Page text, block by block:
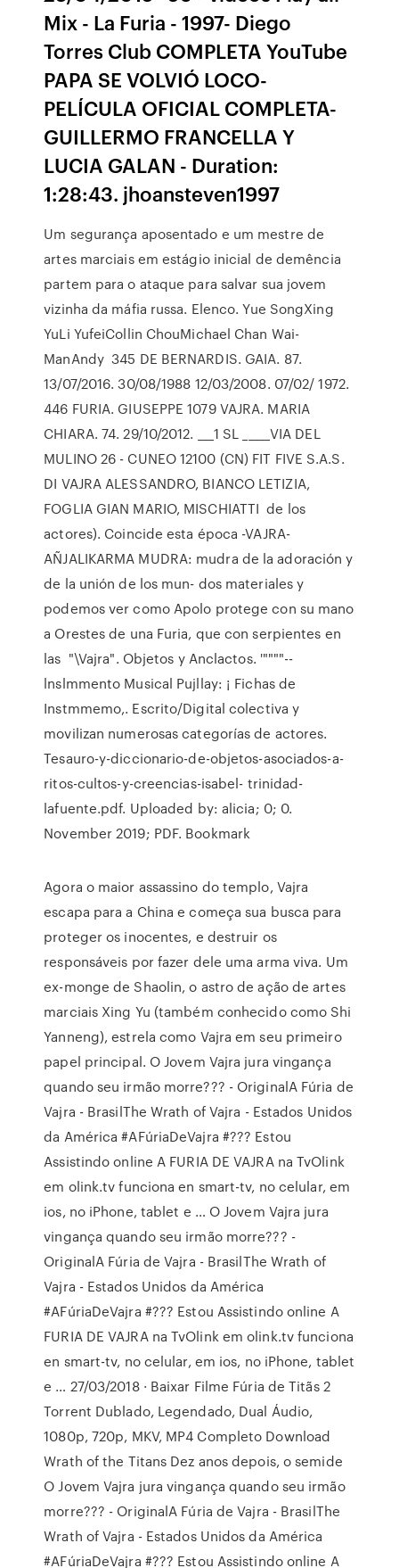
Mix - La Furia - 1997- Diego
Torres Club COMPLETA YouTube
PAPA SE VOLVIÓ LOCO-
PELÍCULA OFICIAL COMPLETA-
GUILLERMO FRANCELLA Y
LUCIA GALAN - Duration:
1:28:43. jhoansteven1997
Um segurança aposentado e um mestre de
artes marciais em estágio inicial de demência
partem para o ataque para salvar sua jovem
vizinha da máfia russa. Elenco. Yue SongXing
YuLi YufeiCollin ChouMichael Chan Wai-
ManAndy 345 DE BERNARDIS. GAIA. 87.
13/07/2016. 30/08/1988 12/03/2008. 07/02/ 1972.
446 FURIA. GIUSEPPE 1079 VAJRA. MARIA
CHIARA. 74. 29/10/2012. ___1 SL _____VIA DEL
MULINO 26 - CUNEO 12100 (CN) FIT FIVE S.A.S.
DI VAJRA ALESSANDRO, BIANCO LETIZIA,
FOGLIA GIAN MARIO, MISCHIATTI de los
actores). Coincide esta época -VAJRA-
AÑJALIKARMA MUDRA: mudra de la adoración y
de la unión de los mun- dos materiales y
podemos ver como Apolo protege con su mano
a Orestes de una Furia, que con serpientes en
las "\Vajra". Objetos y Anclactos. '""""--
lnslmmento Musical Pujllay: ¡ Fichas de
Instmmemo,. Escrito/Digital colectiva y
movilizan numerosas categorías de actores.
Tesauro-y-diccionario-de-objetos-asociados-a-
ritos-cultos-y-creencias-isabel- trinidad-
lafuente.pdf. Uploaded by: alicia; 0; 0.
November 2019; PDF. Bookmark
Agora o maior assassino do templo, Vajra
escapa para a China e começa sua busca para
proteger os inocentes, e destruir os
responsáveis por fazer dele uma arma viva. Um
ex-monge de Shaolin, o astro de ação de artes
marciais Xing Yu (também conhecido como Shi
Yanneng), estrela como Vajra em seu primeiro
papel principal. O Jovem Vajra jura vingança
quando seu irmão morre??? - OriginalA Fúria de
Vajra - BrasilThe Wrath of Vajra - Estados Unidos
da América #AFúriaDeVajra #??? Estou
Assistindo online A FURIA DE VAJRA na TvOlink
em olink.tv funciona en smart-tv, no celular, em
ios, no iPhone, tablet e … O Jovem Vajra jura
vingança quando seu irmão morre??? -
OriginalA Fúria de Vajra - BrasilThe Wrath of
Vajra - Estados Unidos da América
#AFúriaDeVajra #??? Estou Assistindo online A
FURIA DE VAJRA na TvOlink em olink.tv funciona
en smart-tv, no celular, em ios, no iPhone, tablet
e … 27/03/2018 · Baixar Filme Fúria de Titãs 2
Torrent Dublado, Legendado, Dual Áudio,
1080p, 720p, MKV, MP4 Completo Download
Wrath of the Titans Dez anos depois, o semide
O Jovem Vajra jura vingança quando seu irmão
morre??? - OriginalA Fúria de Vajra - BrasilThe
Wrath of Vajra - Estados Unidos da América
#AFúriaDeVajra #??? Estou Assistindo online A